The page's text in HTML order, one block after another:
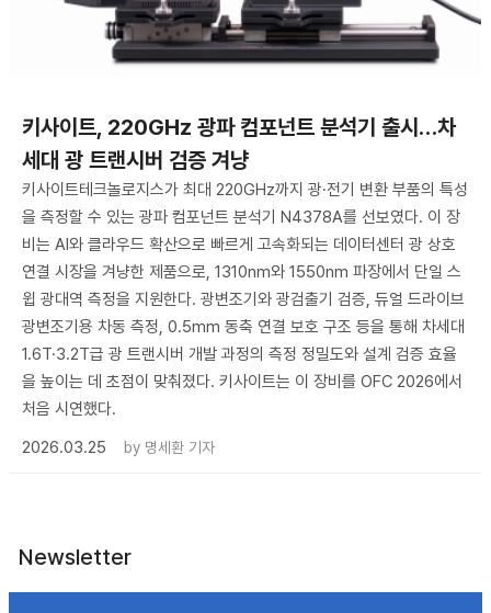
키사이트, 220GHz 광파 컴포넌트 분석기 출시…차
세대 광 트랜시버 검증 겨냥
키사이트테크놀로지스가 최대 220GHz까지 광·전기 변환 부품의 특성
을 측정할 수 있는 광파 컴포넌트 분석기 N4378A를 선보였다. 이 장
비는 AI와 클라우드 확산으로 빠르게 고속화되는 데이터센터 광 상호
연결 시장을 겨냥한 제품으로, 1310nm와 1550nm 파장에서 단일 스
윕 광대역 측정을 지원한다. 광변조기와 광검출기 검증, 듀얼 드라이브
광변조기용 차동 측정, 0.5mm 동축 연결 보호 구조 등을 통해 차세대
1.6T·3.2T급 광 트랜시버 개발 과정의 측정 정밀도와 설계 검증 효율
을 높이는 데 초점이 맞춰졌다. 키사이트는 이 장비를 OFC 2026에서
처음 시연했다.
2026.03.25
by 명세환 기자
Newsletter